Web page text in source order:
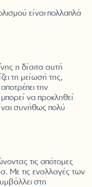
είναι πολλαπλά
η δίαιτα αυτή
τη μείωσή της,
την
να προκληθεί
συνήθως πολύ
τις απότομες
Με τις εναλλαγές των
στη